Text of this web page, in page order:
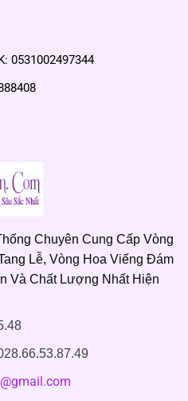
0531002497344
Chuyên Cung Cấp Vòng
Lễ, Vòng Hoa Viếng Đám
Và Chất Lượng Nhất Hiện